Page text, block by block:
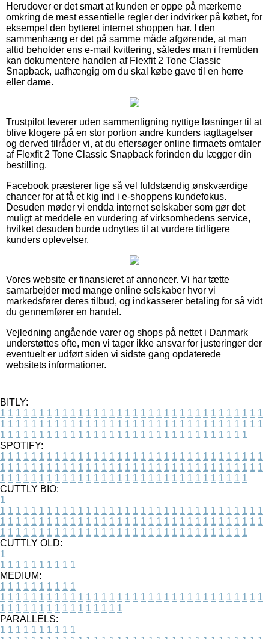
Herudover er det smart at kunden er oppe på mærkerne
omkring de mest essentielle regler der indvirker på købet, for
eksempel den bytteret internet shoppen har. I den
sammenhæng er det på samme måde afgørende, at man
altid beholder ens e-mail kvittering, således man i fremtiden
kan dokumentere handlen af Flexfit 2 Tone Classic
Snapback, uafhængig om du skal købe gave til en herre
eller dame.
Trustpilot leverer uden sammenligning nyttige løsninger til at
blive klogere på en stor portion andre kunders iagttagelser
og derved tilråder vi, at du eftersøger online firmaets omtaler
af Flexfit 2 Tone Classic Snapback forinden du lægger din
bestilling.
Facebook præsterer lige så vel fuldstændig ønskværdige
chancer for at få et kig ind i e-shoppens kundefokus.
Desuden møder vi endda internet selskaber som gør det
muligt at meddele en vurdering af virksomhedens service,
hvilket desuden burde udnyttes til at vurdere tidligere
kunders oplevelser.
Vores website er finansieret af annoncer. Vi har tætte
samarbejder med mange online selskaber hvor vi
markedsfører deres tilbud, og indkasserer betaling for så vidt
du gennemfører en handel.
Vejledning angående varer og shops på nettet i Danmark
understøttes ofte, men vi tager ikke ansvar for justeringer der
eventuelt er udført siden vi sidste gang opdaterede
websitets informationer.
BITLY:
1 1 1 1 1 1 1 1 1 1 1 1 1 1 1 1 1 1 1 1 1 1 1 1 1 1 1 1 1 1 1 1 1 1
1 1 1 1 1 1 1 1 1 1 1 1 1 1 1 1 1 1 1 1 1 1 1 1 1 1 1 1 1 1 1 1 1 1
1 1 1 1 1 1 1 1 1 1 1 1 1 1 1 1 1 1 1 1 1 1 1 1 1 1 1 1 1 1 1 1
SPOTIFY:
1 1 1 1 1 1 1 1 1 1 1 1 1 1 1 1 1 1 1 1 1 1 1 1 1 1 1 1 1 1 1 1 1 1
1 1 1 1 1 1 1 1 1 1 1 1 1 1 1 1 1 1 1 1 1 1 1 1 1 1 1 1 1 1 1 1 1 1
1 1 1 1 1 1 1 1 1 1 1 1 1 1 1 1 1 1 1 1 1 1 1 1 1 1 1 1 1 1 1 1
CUTTLY BIO:
1
1 1 1 1 1 1 1 1 1 1 1 1 1 1 1 1 1 1 1 1 1 1 1 1 1 1 1 1 1 1 1 1 1 1
1 1 1 1 1 1 1 1 1 1 1 1 1 1 1 1 1 1 1 1 1 1 1 1 1 1 1 1 1 1 1 1 1 1
1 1 1 1 1 1 1 1 1 1 1 1 1 1 1 1 1 1 1 1 1 1 1 1 1 1 1 1 1 1 1 1
CUTTLY OLD:
1
1 1 1 1 1 1 1 1 1 1
MEDIUM:
1 1 1 1 1 1 1 1 1 1
1 1 1 1 1 1 1 1 1 1 1 1 1 1 1 1 1 1 1 1 1 1 1 1 1 1 1 1 1 1 1 1 1 1
1 1 1 1 1 1 1 1 1 1 1 1 1 1 1 1
PARALLELS:
1 1 1 1 1 1 1 1 1 1